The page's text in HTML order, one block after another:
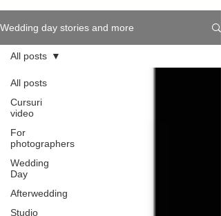
Wedding day stories and more
All posts
Cursuri
video
For
photographers
Wedding
Day
Afterwedding
Studio
All posts